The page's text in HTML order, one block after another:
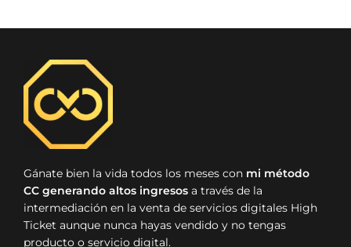
Gánate bien la vida todos los meses con mi método
CC generando altos ingresos a través de la
intermediación en la venta de servicios digitales High
Ticket aunque nunca hayas vendido y no tengas
producto o servicio digital.